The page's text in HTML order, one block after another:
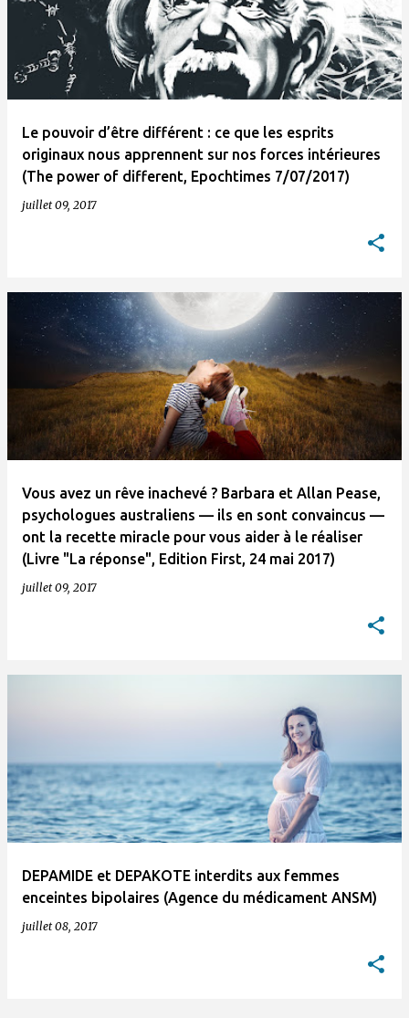
Le pouvoir d’être différent : ce que les esprits
originaux nous apprennent sur nos forces intérieures
(The power of different, Epochtimes 7/07/2017)
juillet 09, 2017
Vous avez un rêve inachevé ? Barbara et Allan Pease,
psychologues australiens — ils en sont convaincus —
ont la recette miracle pour vous aider à le réaliser
(Livre "La réponse", Edition First, 24 mai 2017)
juillet 09, 2017
DEPAMIDE et DEPAKOTE interdits aux femmes
enceintes bipolaires (Agence du médicament ANSM)
juillet 08, 2017